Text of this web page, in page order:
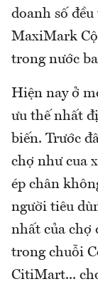
doanh số
MaxiMark
trong nước
Hiện nay ở
ưu thế nhất
biến. Trước
chợ như cua
ép chân
người tiêu
nhất của chợ
trong chuỗi
CitiMart...